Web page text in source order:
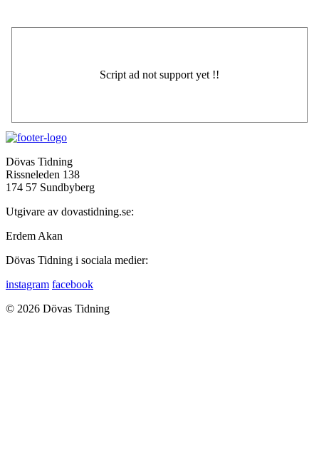
Dövas Tidning
Rissneleden 138
174 57 Sundbyberg
Utgivare av dovastidning.se:
Erdem Akan
Dövas Tidning i sociala medier:
instagram facebook
© 2026 Dövas Tidning